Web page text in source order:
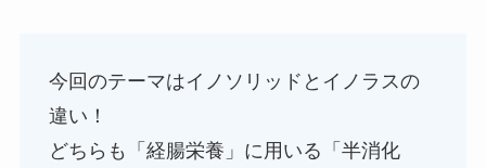
今回のテーマはイノソリッドとイノラスの
違い！
どちらも「経腸栄養」に用いる「半消化